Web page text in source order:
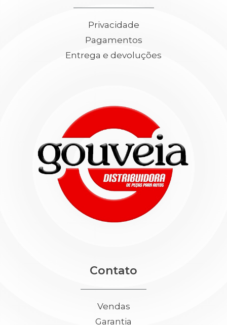
Privacidade
Pagamentos
Entrega e devoluções
Contato
Vendas
Garantia